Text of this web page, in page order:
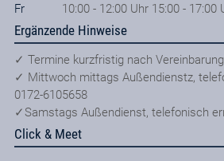
Fr
10:00 - 12:00 Uhr 15:00 - 17:00
Ergänzende Hinweise
✓ Termine kurzfristig nach
✓ Mittwoch mittags Außendienstz,
0172-6105658
✓Samstags Außendienst, telefonisch
Click & Meet